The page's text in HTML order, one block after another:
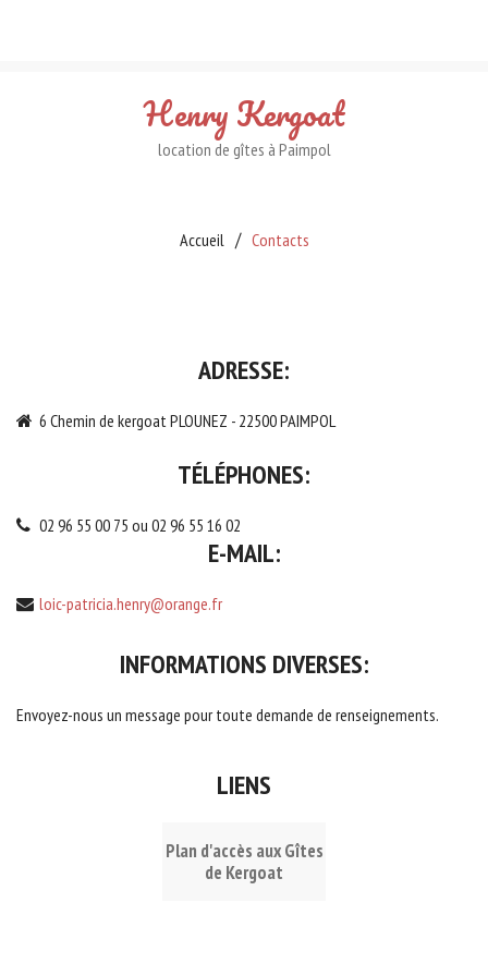
HenryKergoat
location de gîtes à Paimpol
Accueil Contacts
ADRESSE:
6 Chemin de kergoat PLOUNEZ - 22500 PAIMPOL
TÉLÉPHONES:
02 96 55 00 75 ou 02 96 55 16 02
E-MAIL:
loic-patricia.henry@orange.fr
INFORMATIONS DIVERSES:
Envoyez-nous un message pour toute demande de renseignements.
LIENS
Plan d'accès aux Gîtes
de Kergoat